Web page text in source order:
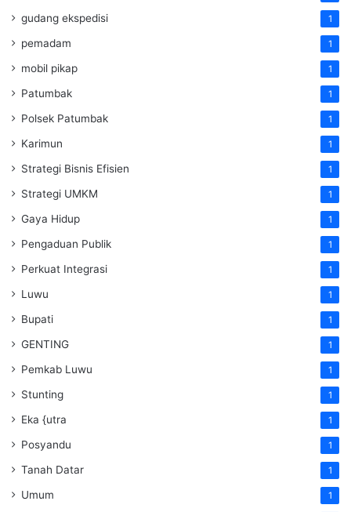
gudang ekspedisi 1
pemadam 1
mobil pikap 1
Patumbak 1
Polsek Patumbak 1
Karimun 1
Strategi Bisnis Efisien 1
Strategi UMKM 1
Gaya Hidup 1
Pengaduan Publik 1
Perkuat Integrasi 1
Luwu 1
Bupati 1
GENTING 1
Pemkab Luwu 1
Stunting 1
Eka {utra 1
Posyandu 1
Tanah Datar 1
Umum 1